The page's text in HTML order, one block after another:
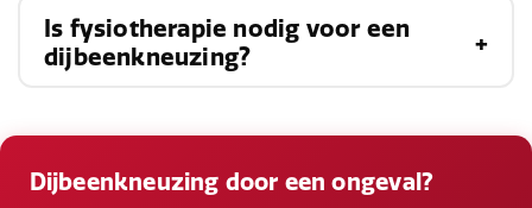
afhankelijk van de ernst van de blessure. Mildere
kneuzingen genezen meestal binnen een week,
Hoewel de meeste dijbeenkneuzingen zonder
blijvende schade genezen, kunnen ernstige
ossificans, een aandoening waarbij botvorming
Is fysiotherapie nodig voor een
dijbeenkneuzing?
Dijbeenkneuzing door een ongeval?